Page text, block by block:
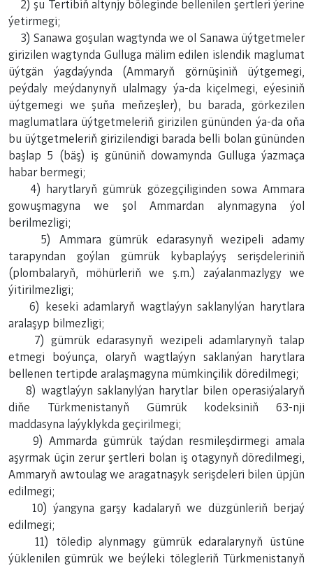
2) şu Tertibiň altynjy böleginde bellenilen şertleri ýerine
ýetirmegi;
3) Sanawa goşulan wagtynda we ol Sanawa üýtgetmeler
girizilen wagtynda Gulluga mälim edilen islendik maglumat
üýtgän ýagdaýynda (Ammaryň görnüşiniň üýtgemegi,
peýdaly meýdanynyň ulalmagy ýa-da kiçelmegi, eýesiniň
üýtgemegi we şuňa meňzeşler), bu barada, görkezilen
maglumatlara üýtgetmeleriň girizilen gününden ýa-da oňa
bu üýtgetmeleriň girizilendigi barada belli bolan gününden
başlap 5 (bäş) iş gününiň dowamynda Gulluga ýazmaça
habar bermegi;
4) harytlaryň gümrük gözegçiliginden sowa Ammara
gowuşmagyna we şol Ammardan alynmagyna ýol
berilmezligi;
5) Ammara gümrük edarasynyň wezipeli adamy
tarapyndan goýlan gümrük kybaplaýyş serişdeleriniň
(plombalaryň, möhürleriň we ş.m.) zaýalanmazlygy we
ýitirilmezligi;
6) keseki adamlaryň wagtlaýyn saklanylýan harytlara
aralaşyp bilmezligi;
7) gümrük edarasynyň wezipeli adamlarynyň talap
etmegi boýunça, olaryň wagtlaýyn saklanýan harytlara
bellenen tertipde aralaşmagyna mümkinçilik döredilmegi;
8) wagtlaýyn saklanylýan harytlar bilen operasiýalaryň
diňe Türkmenistanyň Gümrük kodeksiniň 63-nji
maddasyna laýyklykda geçirilmegi;
9) Ammarda gümrük taýdan resmileşdirmegi amala
aşyrmak üçin zerur şertleri bolan iş otagynyň döredilmegi,
Ammaryň awtoulag we aragatnaşyk serişdeleri bilen üpjün
edilmegi;
10) ýangyna garşy kadalaryň we düzgünleriň berjaý
edilmegi;
11) töledip alynmagy gümrük edaralarynyň üstüne
ýüklenilen gümrük we beýleki tölegleriň Türkmenistanyň